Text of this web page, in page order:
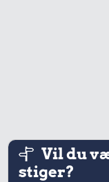
Vil du
stiger?